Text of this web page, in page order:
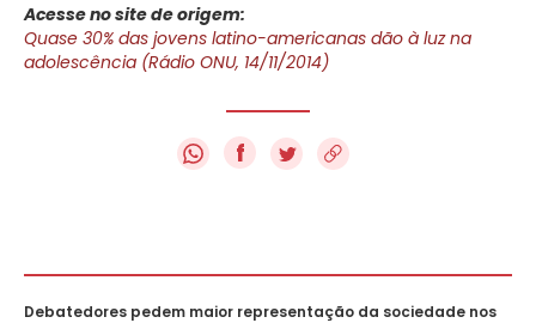
Acesse no site de origem:
Quase 30% das jovens latino-americanas dão à luz na
adolescência (Rádio ONU, 14/11/2014)
f
Debatedores pedem maior representação da sociedade nos